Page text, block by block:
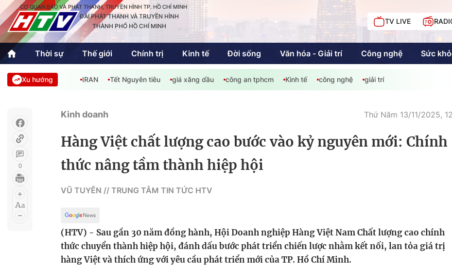
CƠ QUAN BÁO VÀ PHÁT THANH, TRUYỀN HÌNH TP. HỒ CHÍ MINH
ĐÀI PHÁT THANH VÀ TRUYỀN HÌNH
THÀNH PHỐ HỒ CHÍ MINH
TV LIVE
Thời sự Thế giới Chính trị Kinh tế Đời sống Văn hóa - Giải trí Công nghệ Sức
Thời sự
Thể thao
Quốc tế
Văn hóa - Giải trí
Giáo dục Kinh tế
An Sinh
Công nghệ Phóng sự
Không gian văn hóa
Hồ Chí Minh
Thành phố không
ngủ
Phim truyền hình
Phim tài liệu
Made By Vietnam
Ngày hội HTV
Cuộc
Xu hướng IRAN Tết Nguyên tiêu giá xăng dầu công an tphcm Kinh tế công nghệ giải trí
0
Kinh doanh Thứ Năm 13/11/2025,
Hàng Việt chất lượng cao bước vào kỷ nguyên mới: Chính
thức nâng tầm thành hiệp hội
VŨ TUYÊN // TRUNG TÂM TIN TỨC HTV
(HTV) - Sau gần 30 năm đồng hành, Hội Doanh nghiệp Hàng Việt Nam Chất lượng cao chính
thức chuyển thành hiệp hội, đánh dấu bước phát triển chiến lược nhằm kết nối, lan tỏa giá trị
hàng Việt và thích ứng với yêu cầu phát triển mới của TP. Hồ Chí Minh.